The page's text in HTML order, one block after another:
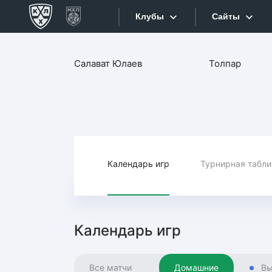
Клубы
Конференция «Запад»
Торпедо
Динамо Мн
Динамо М
Сайты
Сайты
Текстовые
Салават Юлаев Толпар
Календарь игр Турнирная
Календарь игр
Все матчи Домашние